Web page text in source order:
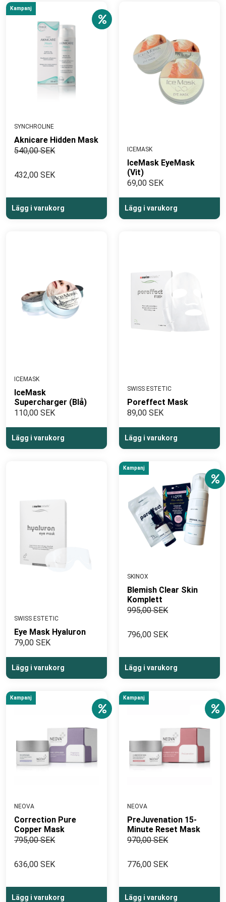
Kampanj
SYNCHROLINE
Aknicare Hidden Mask
540,00 SEK
432,00 SEK
Lägg i varukorg
ICEMASK
IceMask EyeMask
(Vit)
69,00 SEK
Lägg i varukorg
ICEMASK
IceMask
Supercharger (Blå)
110,00 SEK
Lägg i varukorg
SWISS ESTETIC
Poreffect Mask
89,00 SEK
Lägg i varukorg
SWISS ESTETIC
Eye Mask Hyaluron
79,00 SEK
Lägg i varukorg
Kampanj
SKINOX
Blemish Clear Skin
Komplett
995,00 SEK
796,00 SEK
Lägg i varukorg
Kampanj
NEOVA
Correction Pure
Copper Mask
795,00 SEK
636,00 SEK
Lägg i varukorg
Kampanj
NEOVA
PreJuvenation 15-
Minute Reset Mask
970,00 SEK
776,00 SEK
Lägg i varukorg